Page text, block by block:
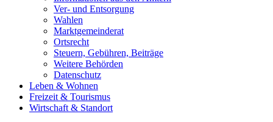
Ver- und Entsorgung
Wahlen
Marktgemeinderat
Ortsrecht
Steuern, Gebühren, Beiträge
Weitere Behörden
Datenschutz
Leben & Wohnen
Freizeit & Tourismus
Wirtschaft & Standort